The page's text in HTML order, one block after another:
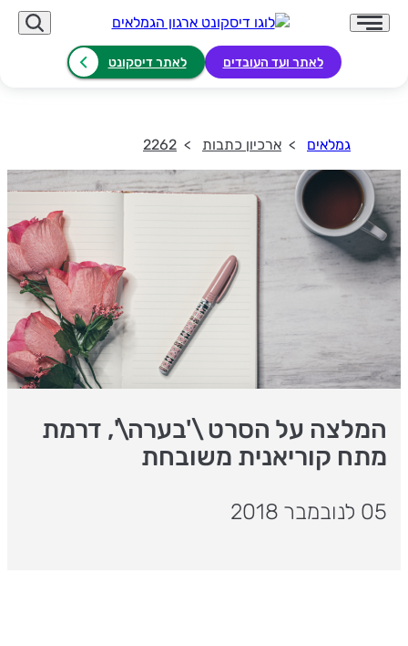
לאתר ועד העובדים לאתר דיסקונט
גמלאים ארכיון כתבות 2262
המלצה על הסרט \'בערה\', דרמת
מתח קוריאנית משובחת
05 לנובמבר 2018